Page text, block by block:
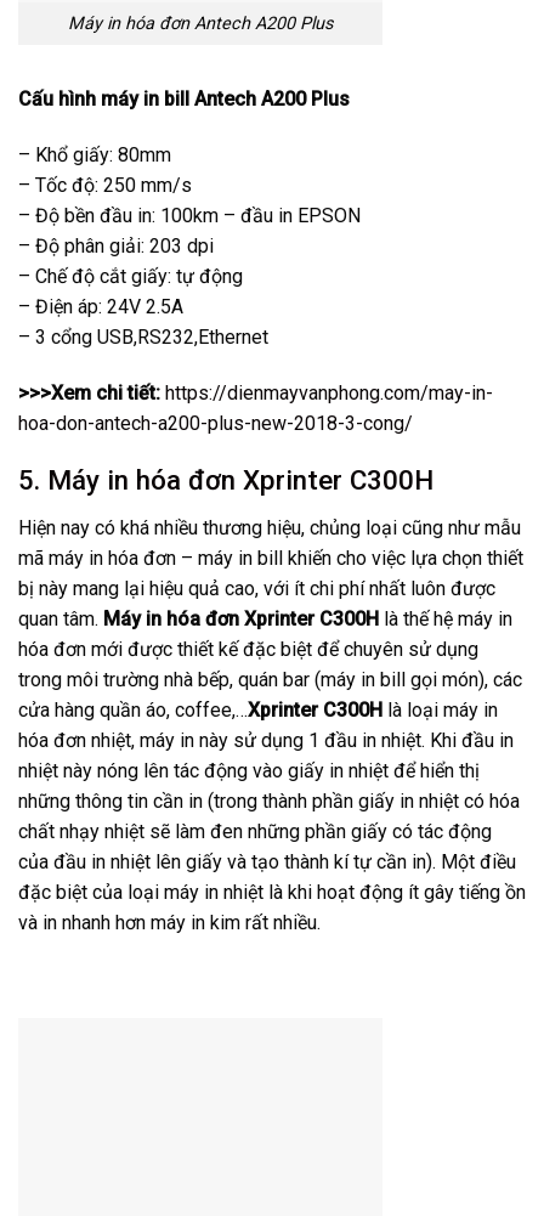
Máy in hóa đơn Antech A200 Plus
Cấu hình máy in bill Antech A200 Plus
– Khổ giấy: 80mm
– Tốc độ: 250 mm/s
– Độ bền đầu in: 100km – đầu in EPSON
– Độ phân giải: 203 dpi
– Chế độ cắt giấy: tự động
– Điện áp: 24V 2.5A
– 3 cổng USB,RS232,Ethernet
>>>Xem chi tiết: https://dienmayvanphong.com/may-in-
hoa-don-antech-a200-plus-new-2018-3-cong/
5. Máy in hóa đơn Xprinter C300H
Hiện nay có khá nhiều thương hiệu, chủng loại cũng như mẫu
mã máy in hóa đơn – máy in bill khiến cho việc lựa chọn thiết
bị này mang lại hiệu quả cao, với ít chi phí nhất luôn được
quan tâm. Máy in hóa đơn Xprinter C300H là thế hệ máy in
hóa đơn mới được thiết kế đặc biệt để chuyên sử dụng
trong môi trường nhà bếp, quán bar (máy in bill gọi món), các
cửa hàng quần áo, coffee,…Xprinter C300H là loại máy in
hóa đơn nhiệt, máy in này sử dụng 1 đầu in nhiệt. Khi đầu in
nhiệt này nóng lên tác động vào giấy in nhiệt để hiển thị
những thông tin cần in (trong thành phần giấy in nhiệt có hóa
chất nhạy nhiệt sẽ làm đen những phần giấy có tác động
của đầu in nhiệt lên giấy và tạo thành kí tự cần in). Một điều
đặc biệt của loại máy in nhiệt là khi hoạt động ít gây tiếng ồn
và in nhanh hơn máy in kim rất nhiều.